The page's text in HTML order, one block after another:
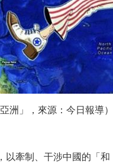
洲」，來源：今日報導）
以牽制、干涉中國的「和